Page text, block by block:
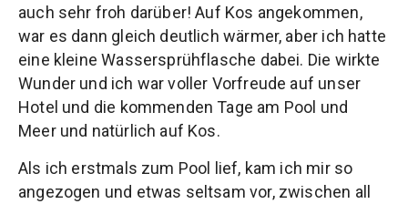
auch sehr froh darüber! Auf Kos angekommen,
war es dann gleich deutlich wärmer, aber ich hatte
eine kleine Wassersprühflasche dabei. Die wirkte
Wunder und ich war voller Vorfreude auf unser
Hotel und die kommenden Tage am Pool und
Meer und natürlich auf Kos.
Als ich erstmals zum Pool lief, kam ich mir so
angezogen und etwas seltsam vor, zwischen all